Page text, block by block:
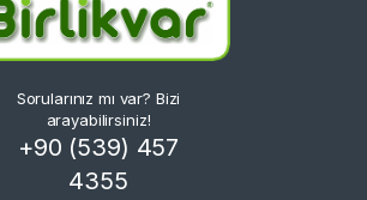
Sorularınız mı var? Bizi
arayabilirsiniz!
+90 (539) 457
4355